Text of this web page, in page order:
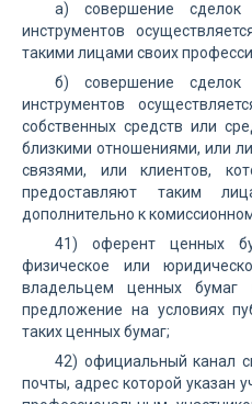
а) совершение
инструментов
такими лицами своих
б) совершение
инструментов
собственных средств или
близкими отношениями, или
связями, или клиентов,
предоставляют таким
дополнительно к
41) оферент ценных
физическое или
владельцем ценных бумаг
предложение на условиях
таких ценных бумаг;
42) официальный канал
почты, адрес которой указан